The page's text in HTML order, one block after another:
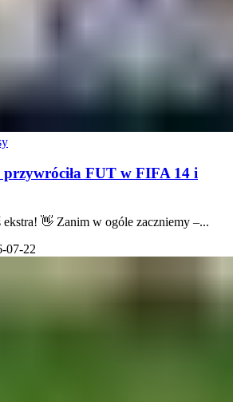
FUT w FIFA 14 i
ekstra! 👋 Zanim w ogóle zaczniemy –...
07-22